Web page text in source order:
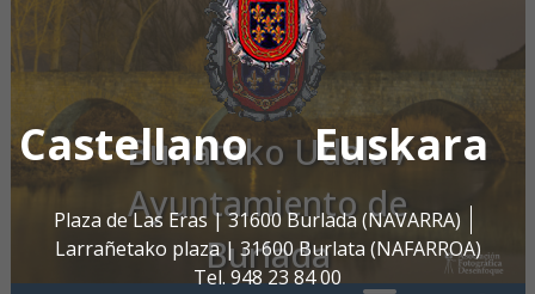
Castellano Euskara
Plaza de Las Eras | 31600 Burlada (NAVARRA)
Larrañetako plaza | 31600 Burlata (NAFARROA)
Tel. 948 23 84 00
Burlatako Udala /
Ayuntamiento de
Burlada